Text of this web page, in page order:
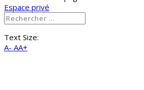
Espace privé
Text Size:
A- AA+